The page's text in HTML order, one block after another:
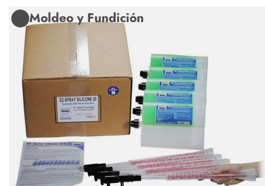
Moldeo y Fundición